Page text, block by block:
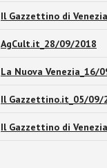
Il Gazzettino di
AgCult.it_28/09/2018
La Nuova Venezia_16/
Il Gazzettino.it_05/09/
Il Gazzettino di